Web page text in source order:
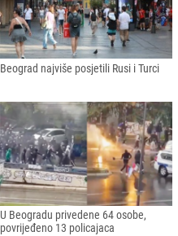
Beograd najviše posjetili Rusi i Turci
U Beogradu privedene 64 osobe,
povrijeđeno 13 policajaca